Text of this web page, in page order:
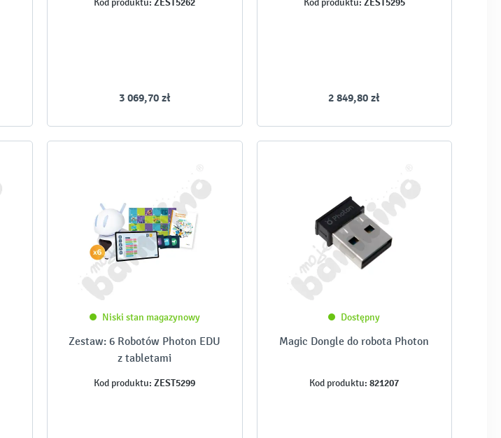
Kod produktu:
3 069,70 zł
Kod produktu:
2 849,80 zł
Niski stan magazynowy
Zestaw: 6 Robotów Photon EDU
z tabletami
Kod produktu: ZEST5299
Dostępny
Magic Dongle do robota Photon
Kod produktu: 821207